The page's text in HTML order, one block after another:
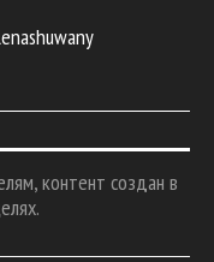
контент создан в